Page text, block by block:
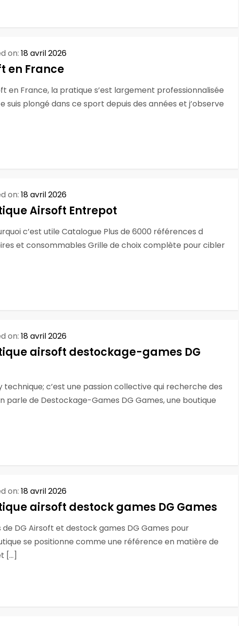
on: 18 avril 2026
en France
en France, la pratique s’est largement professionnalisée
suis plongé dans ce sport depuis des années et j’observe
on: 18 avril 2026
Airsoft Entrepot
c’est utile Catalogue Plus de 6000 références d
et consommables Grille de choix complète pour cibler
on: 18 avril 2026
airsoft destockage-games DG
technique; c’est une passion collective qui recherche des
parle de Destockage-Games DG Games, une boutique
on: 18 avril 2026
airsoft destock games DG Games
de DG Airsoft et destock games DG Games pour
se positionne comme une référence en matière de
[…]